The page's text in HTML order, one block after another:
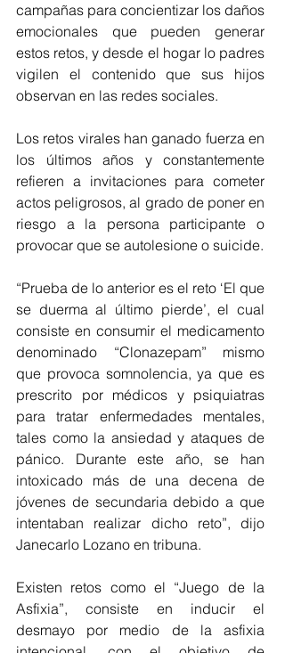
campañas para concientizar los daños
emocionales que pueden generar
estos retos, y desde el hogar lo padres
vigilen el contenido que sus hijos
observan en las redes sociales.
Los retos virales han ganado fuerza en
los últimos años y constantemente
refieren a invitaciones para cometer
actos peligrosos, al grado de poner en
riesgo a la persona participante o
“Prueba de lo anterior es el reto ‘El que
se duerma al último pierde’, el cual
consiste en consumir el medicamento
denominado “Clonazepam” mismo
que provoca somnolencia, ya que es
prescrito por médicos y psiquiatras
para tratar enfermedades mentales,
tales como la ansiedad y ataques de
pánico. Durante este año, se han
intoxicado más de una decena de
jóvenes de secundaria debido a que
intentaban realizar dicho reto”, dijo
Janecarlo Lozano en tribuna.
Existen retos como el “Juego de la
Asfixia”, consiste en inducir el
desmayo por medio de la asfixia